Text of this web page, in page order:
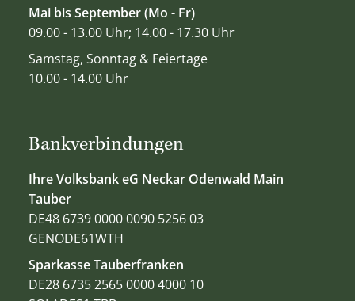
Bankverbindungen
Ihre Volksbank eG Neckar Odenwald Main
Tauber
DE48 6739 0000 0090 5256 03
GENODE61WTH
Sparkasse Tauberfranken
DE28 6735 2565 0000 4000 10
Mai bis September (Mo - Fr)
09.00 - 13.00 Uhr; 14.00 - 17.30 Uhr
Samstag, Sonntag & Feiertage
10.00 - 14.00 Uhr